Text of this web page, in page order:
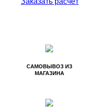
САМОВЫВОЗ ИЗ
МАГАЗИНА